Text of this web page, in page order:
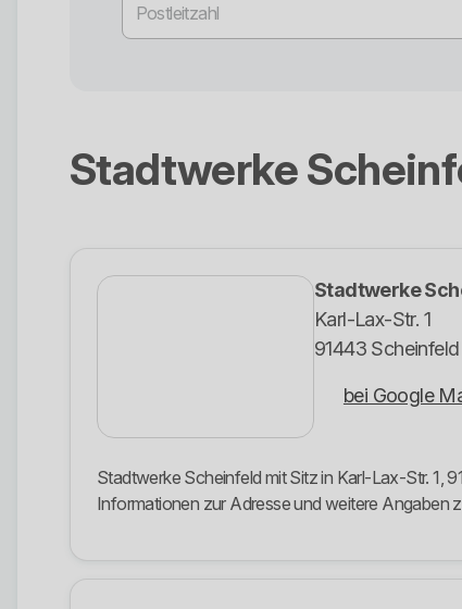
Stadtwerke
Stadtwerke
Karl-Lax-Str. 1
91443 Scheinfeld
bei Google
Stadtwerke Scheinfeld mit Sitz in Karl-Lax-Str. 1,
Informationen zur Adresse und weitere Angaben